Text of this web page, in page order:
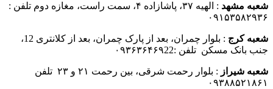
شعبه مشهد
: الهیه ۳۷، پاشازاده ۴، سمت راست، مغازه دوم تلفن :
۰۹۱۵۳۵۸۲۹۳۶
شعبه کرج
: بلوار چمران، بعد از پارک چمران، بعد از کلانتری 12،
جنب بانک مسکن تلفن :۰۹۳۶۳۶۴۶۹22
شعبه شیراز
: بلوار رحمت شرقی، بین رحمت ۲۱ و ۲۳ تلفن
۰۹۳۸۸۵۲۱۸۶۱